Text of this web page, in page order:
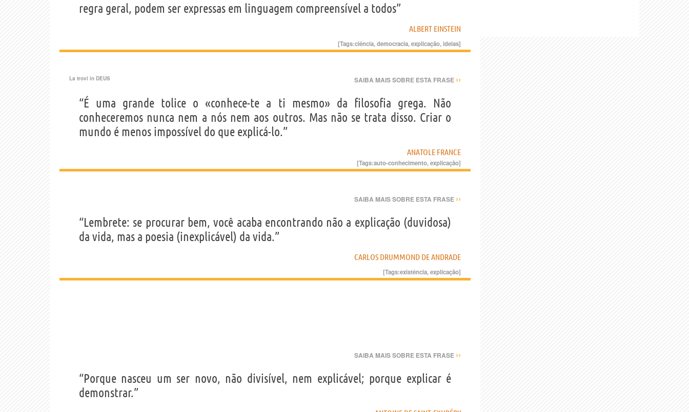
regra geral, podem ser expressas em linguagem compreensível a todos”
ALBERT EINSTEIN
[Tags:ciência,democracia,explicação,ideias]
La trovi in DEUS SAIBA MAIS SOBRE ESTA FRASE ››
“É uma grande tolice o «conhece-te a ti mesmo» da filosofia grega. Não
conheceremos nunca nem a nós nem aos outros. Mas não se trata disso. Criar o
mundo é menos impossível do que explicá-lo.”
ANATOLE FRANCE
[Tags:auto-conhecimento,explicação]
SAIBA MAIS SOBRE ESTA FRASE ››
“Lembrete: se procurar bem, você acaba encontrando não a explicação (duvidosa)
da vida, mas a poesia (inexplicável) da vida.”
CARLOS DRUMMOND DE ANDRADE
[Tags:existência,explicação]
SAIBA MAIS SOBRE ESTA FRASE ››
“Porque nasceu um ser novo, não divisível, nem explicável; porque explicar é
demonstrar.”